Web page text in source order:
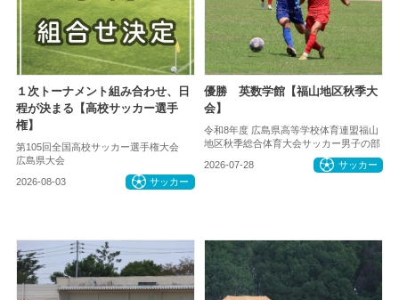
１次トーナメント組み合わせ、日
程が決まる【高校サッカー選手
権】
第105回全国高校サッカー選手権大会
広島県大会
2026-08-03 サッカー
優勝 英数学館【福山地区秋季大
会】
令和8年度 広島県高等学校体育連盟福山
地区秋季総合体育大会サッカー男子の部
2026-07-28 サッカー